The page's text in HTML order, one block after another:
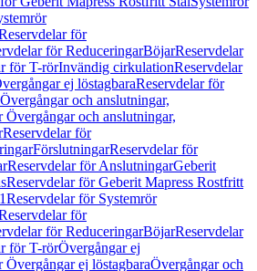
för
för ReduceringarBöjarReservdelar
för T-rörInvändig cirkulationReservdelar
ej löstagbaraReservdelar för
Övergångar och anslutningar,
Övergångar och anslutningar,
Reservdelar för
FörslutningarReservdelar för
Reservdelar för AnslutningarGeberit
Reservdelar för Geberit Mapress Rostfritt
Reservdelar för Systemrör
för
för ReduceringarBöjarReservdelar
för T-rörÖvergångar ej
Övergångar ej löstagbaraÖvergångar och